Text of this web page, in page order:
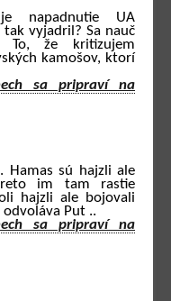
napadnutie UA
vyjadril? Sa nauč
To, že kritizujem
kamošov, ktorí
sa pripraví na
Hamas sú hajzli ale
im tam rastie
hajzli ale bojovali
Put ..
sa pripraví na